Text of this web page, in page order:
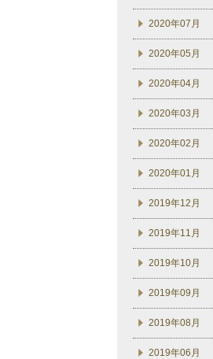
2020年07月
2020年05月
2020年04月
2020年03月
2020年02月
2020年01月
2019年12月
2019年11月
2019年10月
2019年09月
2019年08月
2019年06月